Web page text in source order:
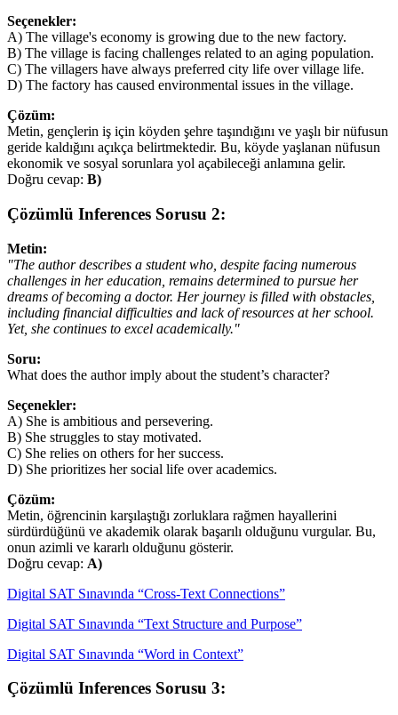
Seçenekler:
A) The village's economy is growing due to the new factory.
B) The village is facing challenges related to an aging population.
C) The villagers have always preferred city life over village life.
D) The factory has caused environmental issues in the village.
Çözüm:
Metin, gençlerin iş için köyden şehre taşındığını ve yaşlı bir nüfusun
geride kaldığını açıkça belirtmektedir. Bu, köyde yaşlanan nüfusun
ekonomik ve sosyal sorunlara yol açabileceği anlamına gelir.
Doğru cevap: B)
Çözümlü Inferences Sorusu 2:
Metin:
"The author describes a student who, despite facing numerous
challenges in her education, remains determined to pursue her
dreams of becoming a doctor. Her journey is filled with obstacles,
including financial difficulties and lack of resources at her school.
Yet, she continues to excel academically."
Soru:
What does the author imply about the student’s character?
Seçenekler:
A) She is ambitious and persevering.
B) She struggles to stay motivated.
C) She relies on others for her success.
D) She prioritizes her social life over academics.
Çözüm:
Metin, öğrencinin karşılaştığı zorluklara rağmen hayallerini
sürdürdüğünü ve akademik olarak başarılı olduğunu vurgular. Bu,
onun azimli ve kararlı olduğunu gösterir.
Doğru cevap: A)
Digital SAT Sınavında “Cross-Text Connections”
Digital SAT Sınavında “Text Structure and Purpose”
Digital SAT Sınavında “Word in Context”
Çözümlü Inferences Sorusu 3: